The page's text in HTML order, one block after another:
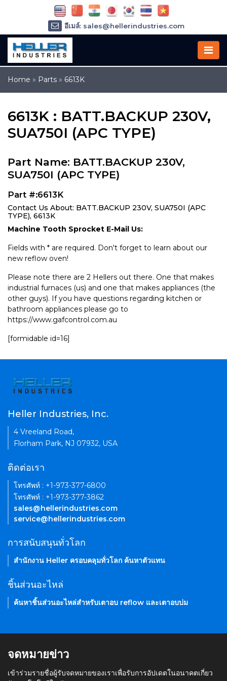
Home » Parts » 6613K
6613K : BATT.BACKUP 230V,
SUA750I (APC TYPE)
Part Name: BATT.BACKUP 230V,
SUA750I (APC TYPE)
Part #:6613K
Contact Us About: BATT.BACKUP 230V, SUA750I (APC
TYPE), 6613K
Machine Tooth Sprocket E-Mail Us:
Fields with * are required. Don't forget to learn about our
new reflow oven!
Please note there are 2 Hellers out there. One that makes
industrial furnaces (us) and one that makes appliances (the
other guys). If you have questions regarding kitchen or
bathroom appliances please go to
https://www.gafcontrol.com.au
[formidable id=16]
อีเมล์: sales@hellerindustries.com
อีเมล์: service@hellerindustries.com
โทรศัพท์ :
Heller Industries, Inc.
4 Vreeland Road,
Florham Park, NJ 07932, USA
ติดต่อเรา
โทรศัพท์ : +1-973-377-6800
โทรศัพท์ : +1-973-377-3862
sales@hellerindustries.com
service@hellerindustries.com
การสนับสนุนทั่วโลก
สำนักงาน Heller ครอบคลุมทั่วโลก ค้นหาตัวแทน
ชิ้นส่วนอะไหล่
ค้นหาชิ้นส่วนอะไหล่สำหรับเตาอบ reflow และเตาอบบ่ม
จดหมายข่าว
เข้าร่วมรายชื่อผู้รับจดหมายของเราเพื่อรับการอัปเดตในอนาคตเกี่ยว